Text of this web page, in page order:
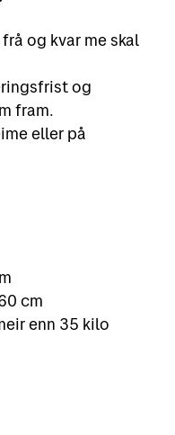
og kvar me skal
og
fram.
eller på
cm
enn 35 kilo